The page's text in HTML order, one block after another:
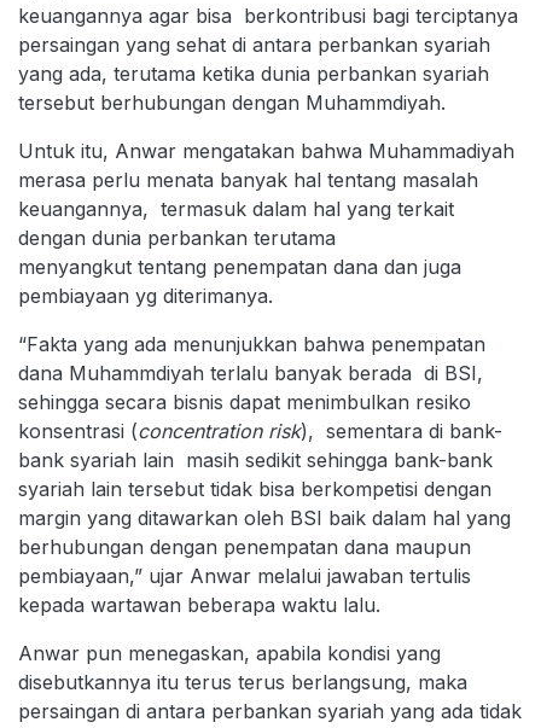
keuangannya agar bisa berkontribusi bagi terciptanya
persaingan yang sehat di antara perbankan syariah
yang ada, terutama ketika dunia perbankan syariah
tersebut berhubungan dengan Muhammdiyah.
Untuk itu, Anwar mengatakan bahwa Muhammadiyah
merasa perlu menata banyak hal tentang masalah
keuangannya, termasuk dalam hal yang terkait
dengan dunia perbankan terutama
menyangkut tentang penempatan dana dan juga
pembiayaan yg diterimanya.
“Fakta yang ada menunjukkan bahwa penempatan
dana Muhammdiyah terlalu banyak berada di BSI,
sehingga secara bisnis dapat menimbulkan resiko
konsentrasi (concentration risk), sementara di bank-
bank syariah lain masih sedikit sehingga bank-bank
syariah lain tersebut tidak bisa berkompetisi dengan
margin yang ditawarkan oleh BSI baik dalam hal yang
berhubungan dengan penempatan dana maupun
pembiayaan,” ujar Anwar melalui jawaban tertulis
kepada wartawan beberapa waktu lalu.
Anwar pun menegaskan, apabila kondisi yang
disebutkannya itu terus terus berlangsung, maka
persaingan di antara perbankan syariah yang ada tidak